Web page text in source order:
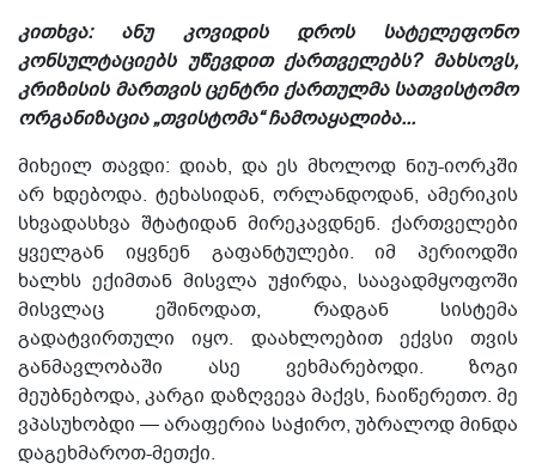
კითხვა: ანუ კოვიდის დროს სატელეფონო
კონსულტაციებს უწევდით ქართველებს? მახსოვს,
კრიზისის მართვის ცენტრი ქართულმა სათვისტომო
ორგანიზაცია „თვისტომა“ ჩამოაყალიბა...
მიხეილ თავდი: დიახ, და ეს მხოლოდ ნიუ-იორკში
არ ხდებოდა. ტეხასიდან, ორლანდოდან, ამერიკის
სხვადასხვა შტატიდან მირეკავდნენ. ქართველები
ყველგან იყვნენ გაფანტულები. იმ პერიოდში
ხალხს ექიმთან მისვლა უჭირდა, საავადმყოფოში
მისვლაც ეშინოდათ, რადგან სისტემა
გადატვირთული იყო. დაახლოებით ექვსი თვის
განმავლობაში ასე ვეხმარებოდი. ზოგი
მეუბნებოდა, კარგი დაზღვევა მაქვს, ჩაიწერეთო. მე
ვპასუხობდი — არაფერია საჭირო, უბრალოდ მინდა
დაგეხმაროთ-მეთქი.